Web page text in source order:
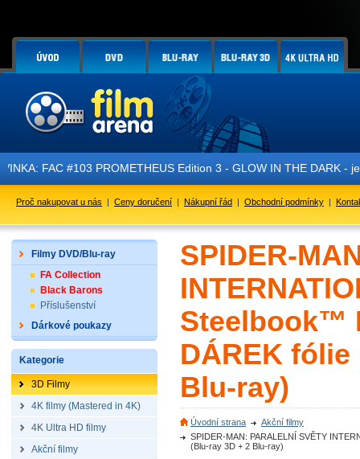
PROMETHEUS Edition 3 - GLOW IN THE DARK - je právě v
Proč nakupovat u nás | Ceny doručení | Nákupní řád | Obchodní podmínky |
Filmy DVD/Blu-ray
FA Collection
Black Barons
Příslušenství
Dárkové poukazy
Kategorie
3D Filmy
4K filmy (Mastered in 4K)
4K Ultra HD filmy
Akční filmy
SPIDER-
Steelbook™
DÁREK
Blu-ray)
Úvodní strana
Akční filmy
SPIDER-MAN: PARALELNÍ SVĚTY
(Blu-ray 3D + 2 Blu-ray)